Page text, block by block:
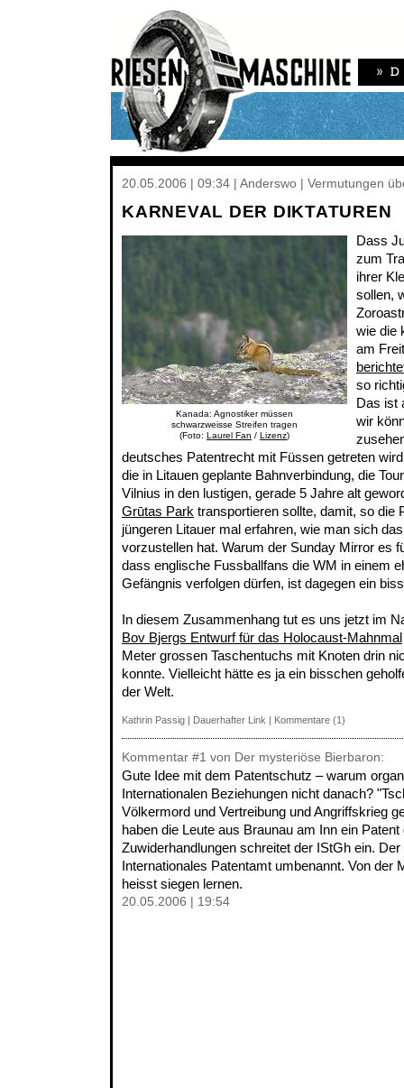
20.05.2006 | 09:34 | Anderswo | Vermutungen
KARNEVAL DER DIKTATUREN
Kanada: Agnostiker müssen
schwarzweisse Streifen tragen
(Foto: Laurel Fan / Lizenz)
Dass
zum
ihrer
sollen,
wie die
am
so
Das ist
wir
deutsches Patentrecht mit Füssen getreten
die in Litauen geplante Bahnverbindung, die
Vilnius in den lustigen, gerade 5 Jahre alt
Grūtas Park transportieren sollte, damit, so die
jüngeren Litauer mal erfahren, wie man sich
vorzustellen hat. Warum der Sunday Mirror es
dass englische Fussballfans die WM in einem
Gefängnis verfolgen dürfen, ist dagegen ein
In diesem Zusammenhang tut es uns jetzt im
Bov Bjergs Entwurf für das Holocaust-Mahnmal
Meter grossen Taschentuchs mit Knoten drin
konnte. Vielleicht hätte es ja ein bisschen
der Welt.
Kathrin Passig | Dauerhafter Link | Kommentare (1)
Kommentar #1 von Der mysteriöse Bierbaron:
Gute Idee mit dem Patentschutz – warum
Internationalen Beziehungen nicht danach?
Völkermord und Vertreibung und Angriffskrieg
haben die Leute aus Braunau am Inn ein Patent
Zuwiderhandlungen schreitet der IStGh ein.
Internationales Patentamt umbenannt. Von der
heisst siegen lernen.
20.05.2006 | 19:54